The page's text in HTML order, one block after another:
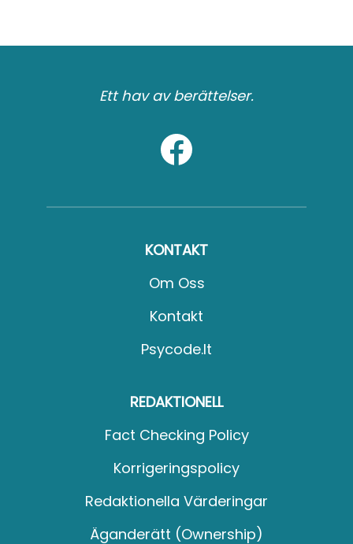
Ett hav av berättelser.
KONTAKT
Om Oss
Kontakt
Psycode.it
REDAKTIONELL
Fact Checking Policy
Korrigeringspolicy
Redaktionella Värderingar
Äganderätt (Ownership)